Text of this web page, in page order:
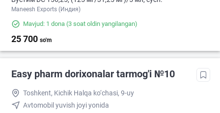
Maneesh Exports (Индия)
Mavjud: 1 dona (3 soat oldin yangilangan)
25 700 so'm
Easy pharm dorixonalar tarmog'i №10
Toshkent, Kichik Halqa ko‘chasi, 9-uy
Avtomobil yuvish joyi yonida